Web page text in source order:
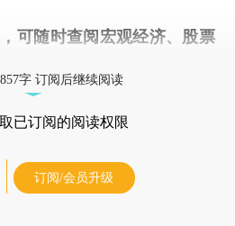
，可随时查阅宏观经济、股票
字 订阅后继续阅读
已订阅的阅读权限
订阅/会员升级